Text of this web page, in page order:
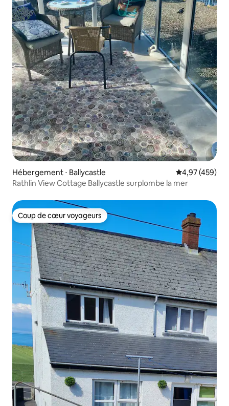
Hébergement ⋅ Ballycastle Évaluation
4,97 (459)
Rathlin View Cottage Ballycastle surplombe la mer
Coup de cœur voyageurs
Coup de cœur voyageurs